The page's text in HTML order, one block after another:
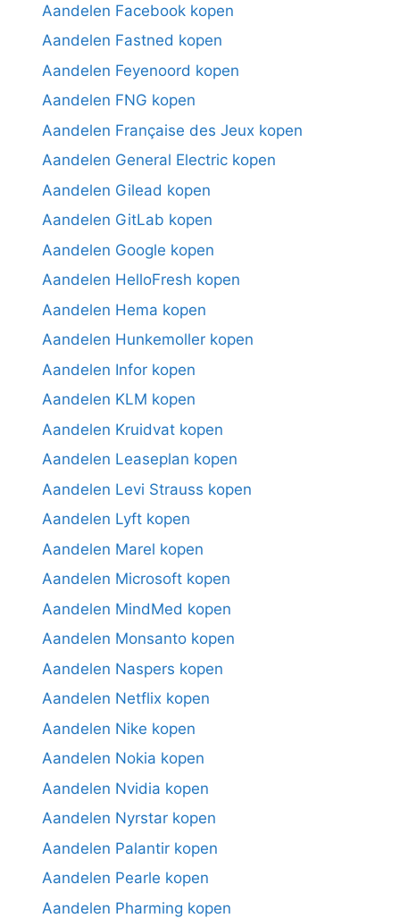
Aandelen Facebook kopen
Aandelen Fastned kopen
Aandelen Feyenoord kopen
Aandelen FNG kopen
Aandelen Française des Jeux kopen
Aandelen General Electric kopen
Aandelen Gilead kopen
Aandelen GitLab kopen
Aandelen Google kopen
Aandelen HelloFresh kopen
Aandelen Hema kopen
Aandelen Hunkemoller kopen
Aandelen Infor kopen
Aandelen KLM kopen
Aandelen Kruidvat kopen
Aandelen Leaseplan kopen
Aandelen Levi Strauss kopen
Aandelen Lyft kopen
Aandelen Marel kopen
Aandelen Microsoft kopen
Aandelen MindMed kopen
Aandelen Monsanto kopen
Aandelen Naspers kopen
Aandelen Netflix kopen
Aandelen Nike kopen
Aandelen Nokia kopen
Aandelen Nvidia kopen
Aandelen Nyrstar kopen
Aandelen Palantir kopen
Aandelen Pearle kopen
Aandelen Pharming kopen